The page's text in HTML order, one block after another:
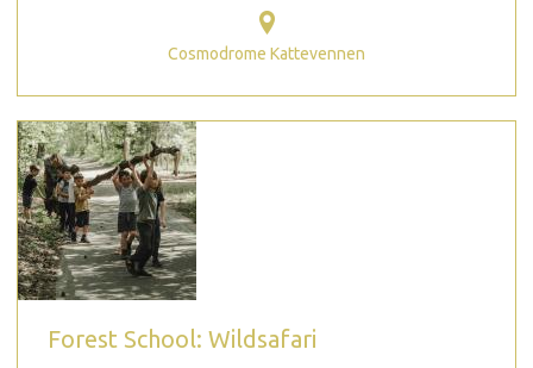
Cosmodrome Kattevennen
Forest School: Wildsafari